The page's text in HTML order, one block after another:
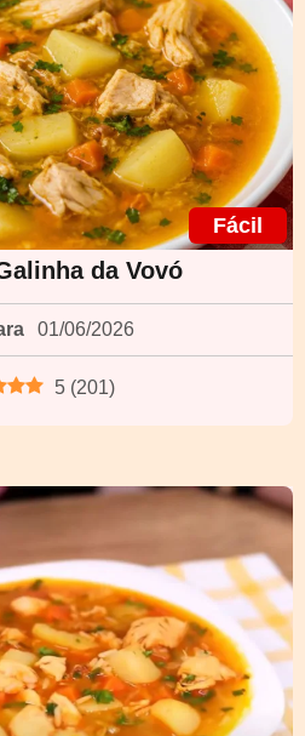
Fácil
da Vovó
01/06/2026
5 (201)